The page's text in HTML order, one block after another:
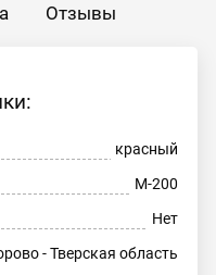
Отзывы
красный
М-200
Нет
- Тверская область